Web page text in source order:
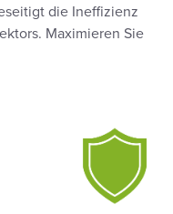
die Ineffizienz
Maximieren Sie